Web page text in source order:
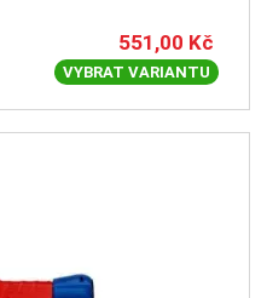
551,00 Kč
VYBRAT VARIANTU